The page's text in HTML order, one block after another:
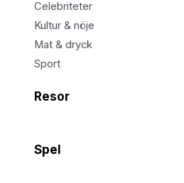
Celebriteter
Kultur & nöje
Mat & dryck
Sport
Resor
Spel